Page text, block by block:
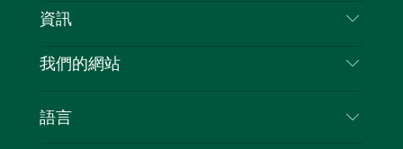
隱私
Cookie 通知
目的地
新南威爾斯州公路旅行
活動
資訊
旅行資訊
新南威爾斯的商業
我們的網站
語言